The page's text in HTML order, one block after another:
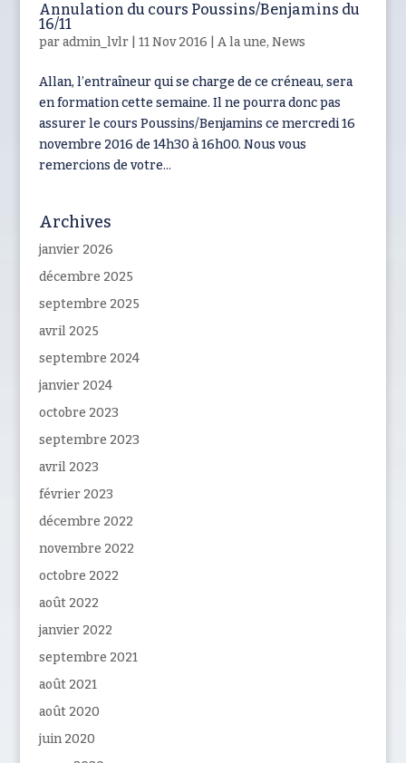
Annulation du cours Poussins/Benjamins du
16/11
paradmin_lvlr| 11 Nov 2016 A la une, News
Allan, l’entraîneur qui se charge de ce créneau, sera
en formation cette semaine. Il ne pourra donc pas
assurer le cours Poussins/Benjamins ce mercredi 16
novembre 2016 de 14h30 à 16h00. Nous vous
remercions de votre...
Archives
janvier 2026
décembre 2025
septembre 2025
avril 2025
septembre 2024
janvier 2024
octobre 2023
septembre 2023
avril 2023
février 2023
décembre 2022
novembre 2022
octobre 2022
août 2022
janvier 2022
septembre 2021
août 2021
août 2020
juin 2020